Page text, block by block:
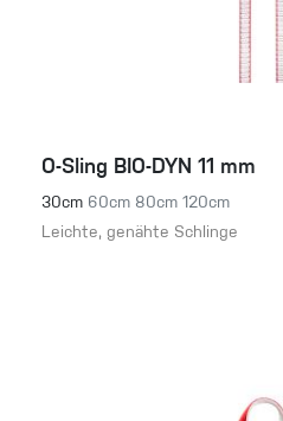
O-Sling BIO-DYN 11 mm
30cm 60cm 80cm 120cm
Leichte, genähte Schlinge